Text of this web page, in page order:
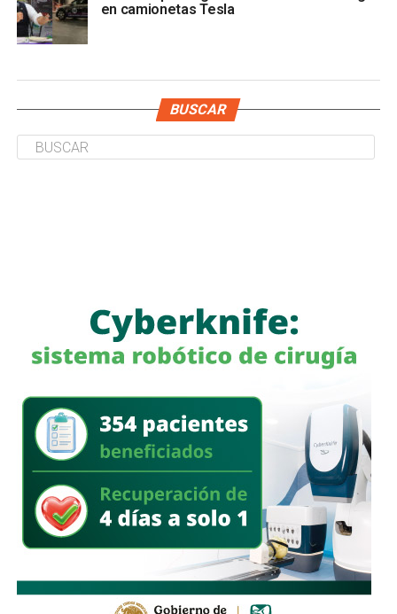
en camionetas Tesla
BUSCAR